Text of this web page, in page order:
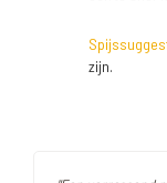
zijn.